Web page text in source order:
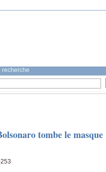
recherche
tombe le masque